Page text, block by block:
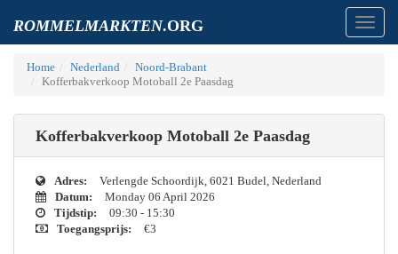
ROMMELMARKTEN.ORG
Home Nederland
Noord-Brabant
Kofferbakverkoop Motoball 2e Paasdag
Kofferbakverkoop Motoball 2e Paasdag
Adres:
Verlengde Schoordijk, 6021 Budel, Nederland
Datum:
Monday 06 April 2026
Tijdstip:
09:30 - 15:30
Toegangsprijs:
€3